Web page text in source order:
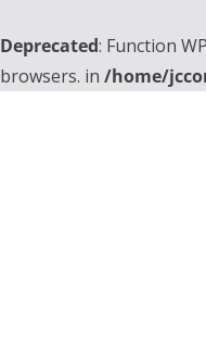
Deprecated: Function
browsers. in /home/